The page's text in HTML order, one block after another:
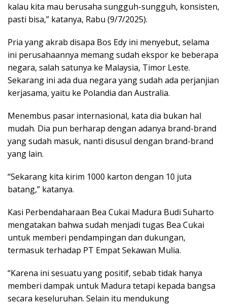
kalau kita mau berusaha sungguh-sungguh, konsisten,
pasti bisa,” katanya, Rabu (9/7/2025).
Pria yang akrab disapa Bos Edy ini menyebut, selama
ini perusahaannya memang sudah ekspor ke beberapa
negara, salah satunya ke Malaysia, Timor Leste.
Sekarang ini ada dua negara yang sudah ada perjanjian
kerjasama, yaitu ke Polandia dan Australia.
Menembus pasar internasional, kata dia bukan hal
mudah. Dia pun berharap dengan adanya brand-brand
yang sudah masuk, nanti disusul dengan brand-brand
yang lain.
“Sekarang kita kirim 1000 karton dengan 10 juta
batang,” katanya.
Kasi Perbendaharaan Bea Cukai Madura Budi Suharto
mengatakan bahwa sudah menjadi tugas Bea Cukai
untuk memberi pendampingan dan dukungan,
termasuk terhadap PT Empat Sekawan Mulia.
“Karena ini sesuatu yang positif, sebab tidak hanya
memberi dampak untuk Madura tetapi kepada bangsa
secara keseluruhan. Selain itu mendukung